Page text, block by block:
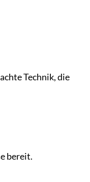
Technik, die
bereit.